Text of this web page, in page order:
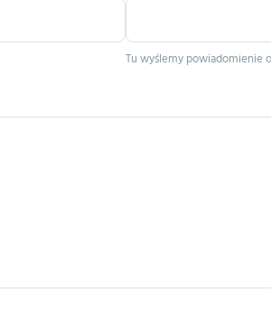
Tu wyślemy powiadomienie